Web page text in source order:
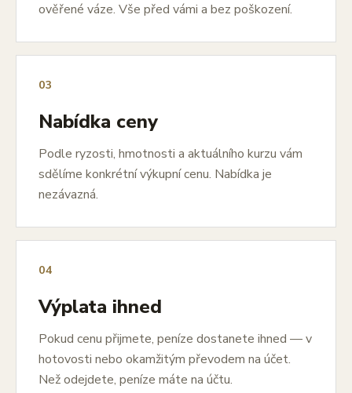
ověřené váze. Vše před vámi a bez poškození.
03
Nabídka ceny
Podle ryzosti, hmotnosti a aktuálního kurzu vám
sdělíme konkrétní výkupní cenu. Nabídka je
nezávazná.
04
Výplata ihned
Pokud cenu přijmete, peníze dostanete ihned — v
hotovosti nebo okamžitým převodem na účet.
Než odejdete, peníze máte na účtu.